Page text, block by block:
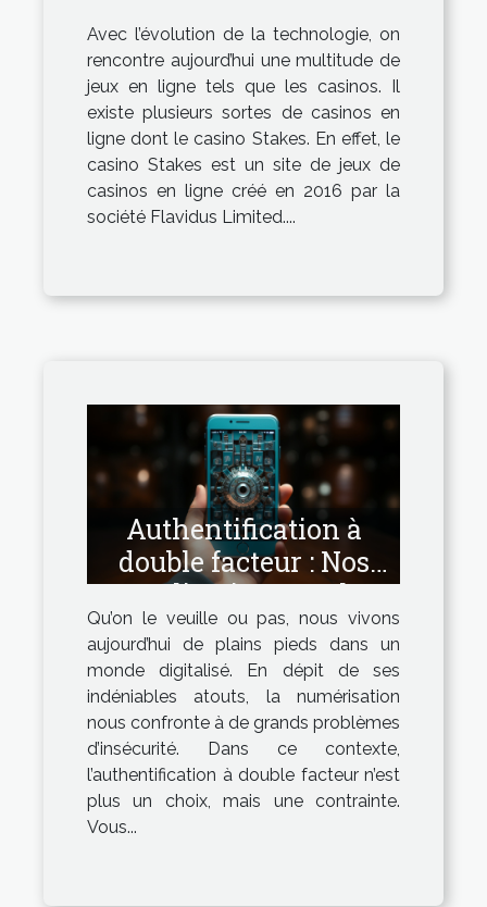
Avec l’évolution de la technologie, on
rencontre aujourd’hui une multitude de
jeux en ligne tels que les casinos. Il
existe plusieurs sortes de casinos en
ligne dont le casino Stakes. En effet, le
casino Stakes est un site de jeux de
casinos en ligne créé en 2016 par la
société Flavidus Limited....
Authentification à
double facteur : Nos
explications sur le
sujet
Qu’on le veuille ou pas, nous vivons
aujourd’hui de plains pieds dans un
monde digitalisé. En dépit de ses
indéniables atouts, la numérisation
nous confronte à de grands problèmes
d’insécurité. Dans ce contexte,
l’authentification à double facteur n’est
plus un choix, mais une contrainte.
Vous...